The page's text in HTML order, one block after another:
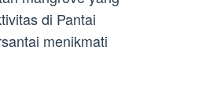
di Pantai
menikmati